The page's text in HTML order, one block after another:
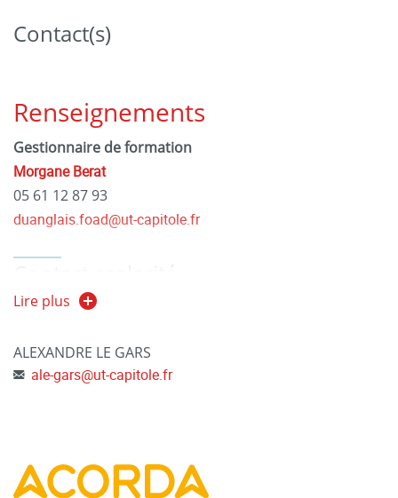
Contact(s)
Renseignements
Gestionnaire de formation
Morgane Berat
05 61 12 87 93
duanglais.foad@ut-capitole.fr
Alexandre Le Gars
Lire plus
ALEXANDRE LE GARS
ale-gars@ut-capitole.fr